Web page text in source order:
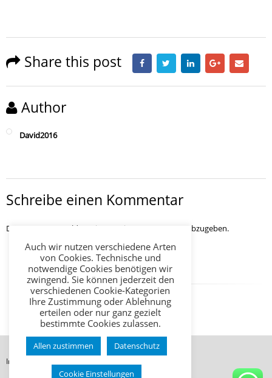
Share this post
Author
David2016
Schreibe einen Kommentar
Du musst angemeldet sein, um einen Kommentar abzugeben.
Impressum
Auch wir nutzen verschiedene Arten
von Cookies. Technische und
notwendige Cookies benötigen wir
zwingend. Sie können jederzeit den
verschiedenen Cookie-Kategorien
Ihre Zustimmung oder Ablehnung
erteilen oder nur ganz gezielt
bestimmte Cookies zulassen.
Allen zustimmen Datenschutz
Cookie Einstellungen